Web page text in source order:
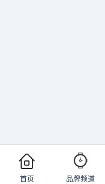
首页 品牌频道